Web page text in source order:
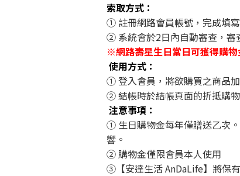
索取方式：
① 註冊網路會員帳號，完成填
② 系統會於2日內自動審查，審
※網路壽星生日當日可獲得購
使用方式：
① 登入會員，將欲購買之商品
② 結帳時於結帳頁面的折抵購
注意事項：
① 生日購物金每年僅贈送乙次
響。
② 購物金僅限會員本人使用
③【安達生活 AnDaLife】將保